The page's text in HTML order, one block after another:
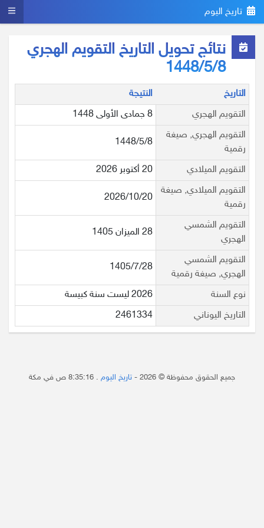
تاريخ اليوم
نتائج تحويل التاريخ التقويم الهجري
1448/5/8
التاريخ
النتيجة
التقويم الهجري
8 جمادى الأولى 1448
التقويم الهجري, صيغة
رقمية
1448/5/8
التقويم الميلادي
20 أكتوبر 2026
التقويم الميلادي, صيغة
رقمية
2026/10/20
التقويم الشمسي
الهجري
28 الميزان 1405
التقويم الشمسي
الهجري, صيغة رقمية
1405/7/28
نوع السنة
2026 ليست سنة كبيسة
التاريخ اليوناني
2461334
جميع الحقوق محفوظة © 2026 - تاريخ اليوم . 8:35:16 ص في مكة